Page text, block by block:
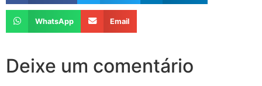
WhatsApp Email
Deixe um comentário